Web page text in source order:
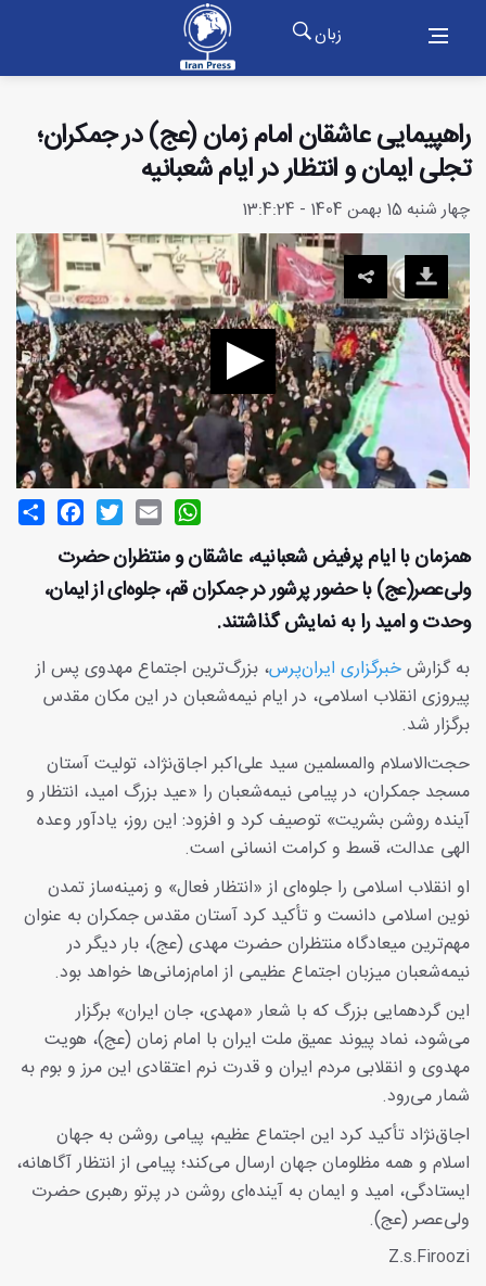
زبان
راهپیمایی عاشقان امام زمان (عج) در جمکران؛
تجلی ایمان و انتظار در ایام شعبانیه
چهار شنبه 15 بهمن 1404 - 13:4:24
Share
FacebookTwitterEmail
WhatsApp
همزمان با ایام پرفیض شعبانیه، عاشقان و منتظران حضرت
ولی‌عصر(عج) با حضور پرشور در جمکران قم، جلوه‌ای از ایمان،
وحدت و امید را به نمایش گذاشتند.
به گزارشخبرگزاری ایران‌پرس، بزرگ‌ترین اجتماع مهدوی پس از
پیروزی انقلاب اسلامی، در ایام نیمه‌شعبان در این مکان مقدس
برگزار شد.
حجت‌الاسلام والمسلمین سید علی‌اکبر اجاق‌نژاد، تولیت آستان
مسجد جمکران، در پیامی نیمه‌شعبان را «عید بزرگ امید، انتظار و
آینده روشن بشریت» توصیف کرد و افزود: این روز، یادآور وعده
الهی عدالت، قسط و کرامت انسانی است.
او انقلاب اسلامی را جلوه‌ای از «انتظار فعال» و زمینه‌ساز تمدن
نوین اسلامی دانست و تأکید کرد آستان مقدس جمکران به عنوان
مهم‌ترین میعادگاه منتظران حضرت مهدی (عج)، بار دیگر در
نیمه‌شعبان میزبان اجتماع عظیمی از امام‌زمانی‌ها خواهد بود.
این گردهمایی بزرگ که با شعار «مهدی، جان ایران» برگزار
می‌شود، نماد پیوند عمیق ملت ایران با امام زمان (عج)، هویت
مهدوی و انقلابی مردم ایران و قدرت نرم اعتقادی این مرز و بوم به
شمار می‌رود.
اجاق‌نژاد تأکید کرد این اجتماع عظیم، پیامی روشن به جهان
اسلام و همه مظلومان جهان ارسال می‌کند؛ پیامی از انتظار آگاهانه،
ایستادگی، امید و ایمان به آینده‌ای روشن در پرتو رهبری حضرت
ولی‌عصر (عج).
Z.s.Firoozi